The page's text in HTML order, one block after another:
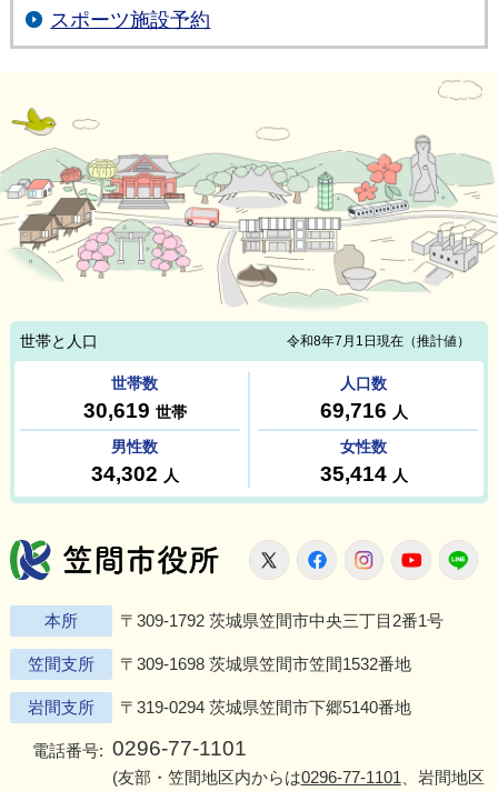
スポーツ施設予約
笠間市役所
X FacebookInstagram
本所 〒309-1792 茨城県笠間市中央三丁目2番1号
笠間支所 〒309-1698 茨城県笠間市笠間1532番地
岩間支所 〒319-0294 茨城県笠間市下郷5140番地
電話番号: 0296-77-1101
(友部・笠間地区内からは0296-77-1101 、岩間地区